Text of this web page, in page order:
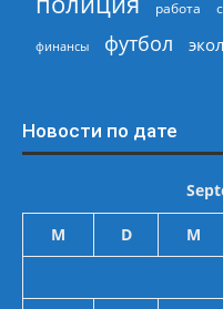
работа
финансы футбол
Новости по дате
M D M